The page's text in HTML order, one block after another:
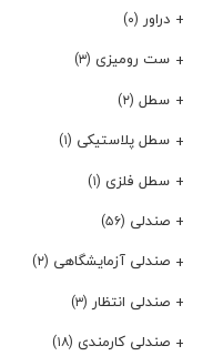
دراور (۰)
ست رومیزی (۳)
سطل (۲)
سطل پلاستیکی (۱)
سطل فلزی (۱)
صندلی (۵۶)
صندلی آزمایشگاهی (۲)
صندلی انتظار (۳)
صندلی کارمندی (۱۸)